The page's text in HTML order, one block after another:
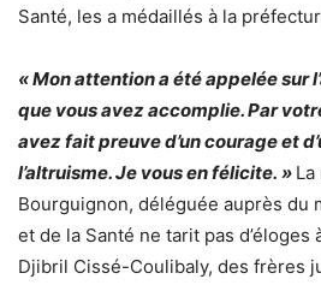
Santé, les a médaillés à la
« Mon attention a été appelée sur
que vous avez accomplie. Par
avez fait preuve d’un courage et
l’altruisme. Je vous en félicite. »
Bourguignon, déléguée auprès du
et de la Santé ne tarit pas d’éloges
Djibril Cissé-Coulibaly, des frères